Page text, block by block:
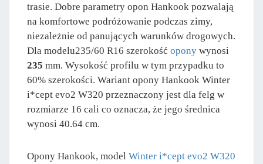
trasie. Dobre parametry opon Hankook pozwalają
na komfortowe podróżowanie podczas zimy,
niezależnie od panujących warunków drogowych.
Dla modelu235/60 R16 szerokość opony wynosi
235 mm. Wysokość profilu w tym przypadku to
60% szerokości. Wariant opony Hankook Winter
i*cept evo2 W320 przeznaczony jest dla felg w
rozmiarze 16 cali co oznacza, że jego średnica
wynosi 40.64 cm.
Opony Hankook, model Winter i*cept evo2 W320